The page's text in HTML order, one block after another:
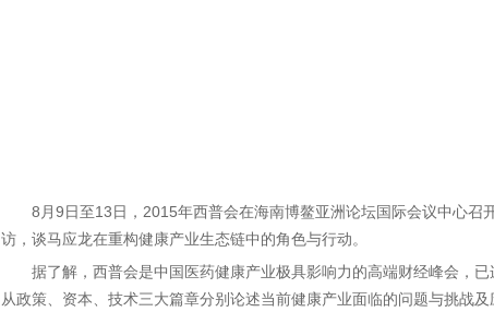
8月9日至13日，2015年西普会在海南博鳌亚洲论坛国际会议中心
访，谈马应龙在重构健康产业生态链中的角色与行动。
据了解，西普会是中国医药健康产业极具影响力的高端财经峰会，
从政策、资本、技术三大篇章分别论述当前健康产业面临的问题与挑战